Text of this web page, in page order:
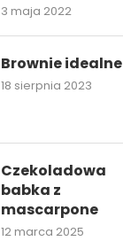
3 maja 2022
Brownie idealne
18 sierpnia 2023
Czekoladowa
babka z
mascarpone
12 marca 2025